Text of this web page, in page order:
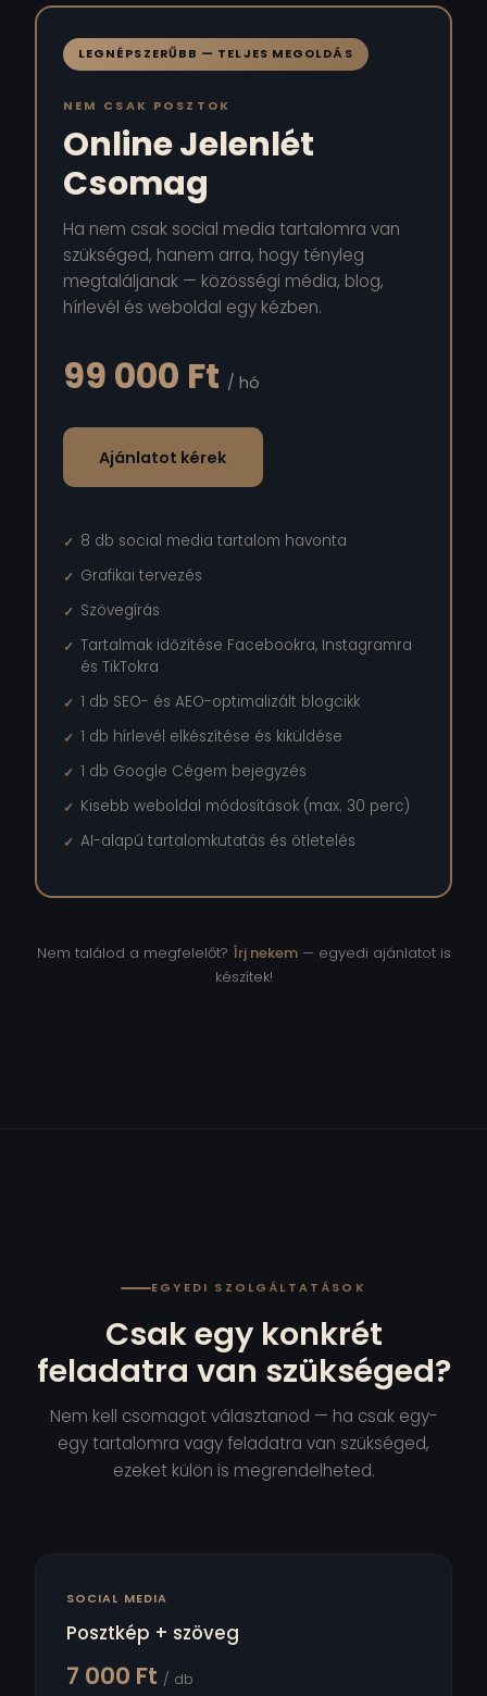
LEGNÉPSZERŰBB — TELJES MEGOLDÁS
NEM CSAK POSZTOK
Online Jelenlét
Csomag
Ha nem csak social media tartalomra van
szükséged, hanem arra, hogy tényleg
megtaláljanak — közösségi média, blog,
hírlevél és weboldal egy kézben.
99 000 Ft / hó
Ajánlatot kérek
8 db social media tartalom havonta
Grafikai tervezés
Szövegírás
Tartalmak időzítése Facebookra, Instagramra
és TikTokra
1 db SEO- és AEO-optimalizált blogcikk
1 db hírlevél elkészítése és kiküldése
1 db Google Cégem bejegyzés
Kisebb weboldal módosítások (max. 30 perc)
AI-alapú tartalomkutatás és ötletelés
Nem találod a megfelelőt? Írj nekem— egyedi ajánlatot is
készítek!
EGYEDI SZOLGÁLTATÁSOK
Csak egy konkrét
feladatra van szükséged?
Nem kell csomagot választanod — ha csak egy-
egy tartalomra vagy feladatra van szükséged,
ezeket külön is megrendelheted.
SOCIAL MEDIA
Posztkép + szöveg
7 000 Ft / db